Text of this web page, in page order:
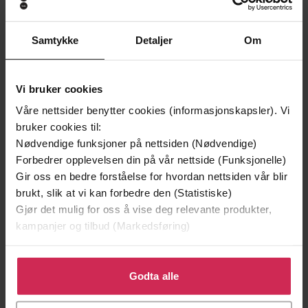
Samtykke Detaljer Om
Vi bruker cookies
Våre nettsider benytter cookies (informasjonskapsler). Vi
bruker cookies til:
Nødvendige funksjoner på nettsiden (Nødvendige)
Forbedrer opplevelsen din på vår nettside (Funksjonelle)
Gir oss en bedre forståelse for hvordan nettsiden vår blir
brukt, slik at vi kan forbedre den (Statistiske)
Gjør det mulig for oss å vise deg relevante produkter,
kampanjer og tilbud (Markedsføring)
Klikk på «Godta alle» for å gi oss ditt samtykke til å
bruke cookies for alle disse formålene. Du kan også
tilpasse ditt samtykke til spesifikke formål ved å klikke
Godta alle
199,-
Minnesota
Jo Nesbø
EBOK
Utskudd
Jørn Lier Horst
EBOK
Forfattere
(innleser)
Forlag Headline